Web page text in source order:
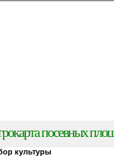
посевных
культуры